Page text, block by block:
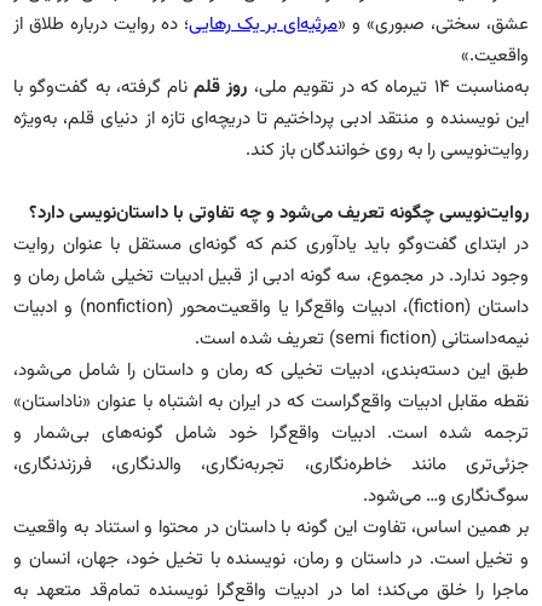
عشق، سختی، صبوری» و «مرثیه‌ای بر یک رهایی؛ ده روایت درباره طلاق از
واقعیت.»
به‌مناسبت ۱۴ تیرماه که در تقویم ملی،
روز قلم نام گرفته، به گفت‌وگو با
این نویسنده و منتقد ادبی پرداختیم تا دریچه‌ای تازه از دنیای قلم، به‌ویژه
روایت‌نویسی را به روی خوانندگان باز کند.
روایت‌نویسی چگونه تعریف می‌شود و چه تفاوتی با داستان‌نویسی دارد؟
در ابتدای گفت‌وگو باید یادآوری کنم که گونه‌ای مستقل با عنوان روایت
وجود ندارد. در مجموع، سه‌ گونه ادبی از قبیل ادبیات تخیلی شامل رمان و
داستان (fiction)، ادبیات واقع‌گرا یا واقعیت‌محور (nonfiction) و ادبیات
نیمه‌داستانی (semi fiction) تعریف شده است.
طبق این دسته‌بندی، ادبیات تخیلی که رمان و داستان را شامل می‌شود،
نقطه مقابل ادبیات واقع‌گراست که در ایران به اشتباه با عنوان «ناداستان»
ترجمه شده است. ادبیات واقع‌گرا خود شامل گونه‌های بی‌شمار و
جزئی‌تری مانند خاطره‌نگاری، تجربه‌نگاری، والدنگاری، فرزندنگاری،
سوگ‌نگاری و… می‌شود.
بر همین اساس، تفاوت این‌‌ گونه با داستان در محتوا و استناد به واقعیت
و تخیل است. در داستان و رمان، نویسنده با تخیل خود، جهان، انسان و
ماجرا را خلق می‌کند؛ اما در ادبیات واقع‌گرا نویسنده تمام‌قد متعهد به